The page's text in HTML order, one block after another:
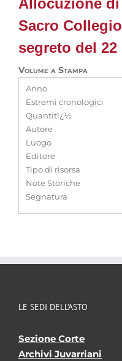
Allocuzione di
Sacro
segreto del 22
Volume a Stampa
Anno
Estremi cronologici
Quantitï¿½
Autore
Luogo
Editore
Tipo di risorsa
Note Storiche
Segnatura
LE SEDI DELL’ASTO
Sezione Corte
Archivi Juvarriani